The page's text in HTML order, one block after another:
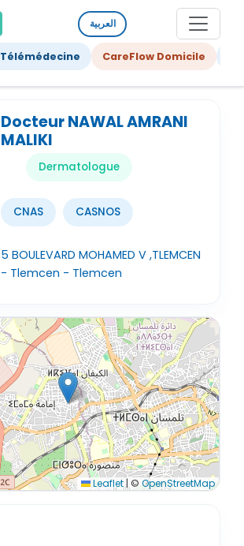
العربية
Télémédecine CareFlow Domicile
Docteur NAWAL AMRANI
MALIKI
Dermatologue
CNAS CASNOS
5 BOULEVARD MOHAMED V ,TLEMCEN
- Tlemcen - Tlemcen
Leaflet | © OpenStreetMap